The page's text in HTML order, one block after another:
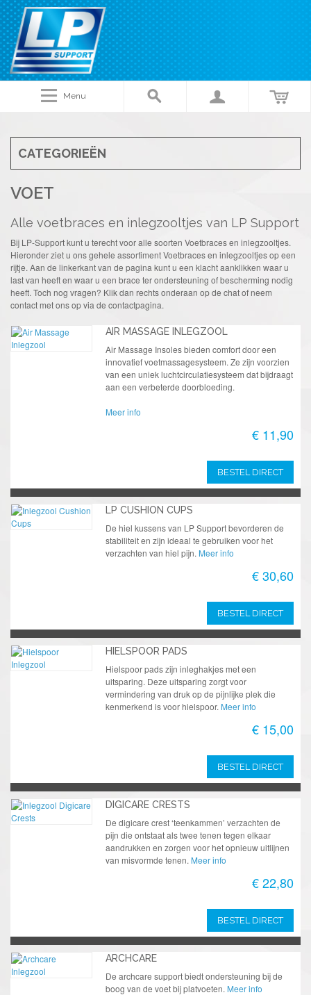
Menu
CATEGORIEËN
VOET
Alle voetbraces en inlegzooltjes van LP Support
Bij LP-Support kunt u terecht voor alle soorten Voetbraces en inlegzooltjes.
Hieronder ziet u ons gehele assortiment Voetbraces en inlegzooltjes op een
rijtje. Aan de linkerkant van de pagina kunt u een klacht aanklikken waar u
last van heeft en waar u een brace ter ondersteuning of bescherming nodig
heeft. Toch nog vragen? Klik dan rechts onderaan op de chat of neem
contact met ons op via de contactpagina.
AIR MASSAGE INLEGZOOL
Air Massage Insoles bieden comfort door een
innovatief voetmassagesysteem. Ze zijn voorzien
van een uniek luchtcirculatiesysteem dat bijdraagt
aan een verbeterde doorbloeding.
Meer info
€ 11,90
BESTEL DIRECT
LP CUSHION CUPS
De hiel kussens van LP Support bevorderen de
stabiliteit en zijn ideaal te gebruiken voor het
verzachten van hiel pijn. Meer info
€ 30,60
BESTEL DIRECT
HIELSPOOR PADS
Hielspoor pads zijn inleghakjes met een
uitsparing. Deze uitsparing zorgt voor
vermindering van druk op de pijnlijke plek die
kenmerkend is voor hielspoor. Meer info
€ 15,00
BESTEL DIRECT
DIGICARE CRESTS
De digicare crest ‘teenkammen’ verzachten de
pijn die ontstaat als twee tenen tegen elkaar
aandrukken en zorgen voor het opnieuw uitlijnen
van misvormde tenen. Meer info
€ 22,80
BESTEL DIRECT
ARCHCARE
De archcare support biedt ondersteuning bij de
boog van de voet bij platvoeten. Meer info